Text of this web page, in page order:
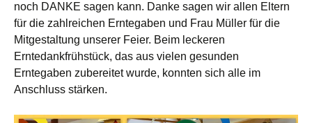
noch DANKE sagen kann. Danke sagen wir allen Eltern
für die zahlreichen Erntegaben und Frau Müller für die
Mitgestaltung unserer Feier. Beim leckeren
Erntedankfrühstück, das aus vielen gesunden
Erntegaben zubereitet wurde, konnten sich alle im
Anschluss stärken.